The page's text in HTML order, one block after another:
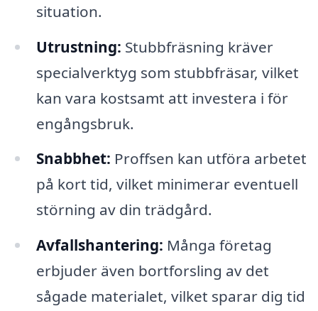
situation.
Utrustning: Stubbfräsning kräver
specialverktyg som stubbfräsar, vilket
kan vara kostsamt att investera i för
engångsbruk.
Snabbhet: Proffsen kan utföra arbetet
på kort tid, vilket minimerar eventuell
störning av din trädgård.
Avfallshantering: Många företag
erbjuder även bortforsling av det
sågade materialet, vilket sparar dig tid